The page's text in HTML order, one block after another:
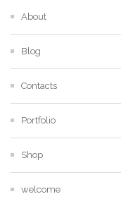
About
Blog
Contacts
Portfolio
Shop
welcome